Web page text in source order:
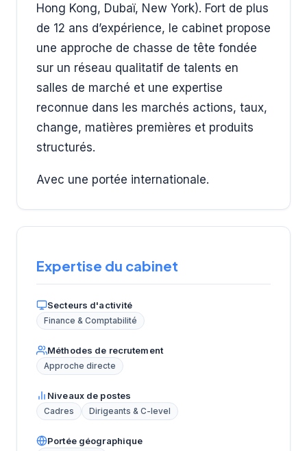
Hong Kong, Dubaï, New York). Fort de plus
de 12 ans d’expérience, le cabinet propose
une approche de chasse de tête fondée
sur un réseau qualitatif de talents en
salles de marché et une expertise
reconnue dans les marchés actions, taux,
change, matières premières et produits
structurés.
Avec une portée internationale.
Expertise du cabinet
Secteurs d'activité
Finance & Comptabilité
Méthodes de recrutement
Approche directe
Niveaux de postes
Cadres Dirigeants & C-level
Portée géographique